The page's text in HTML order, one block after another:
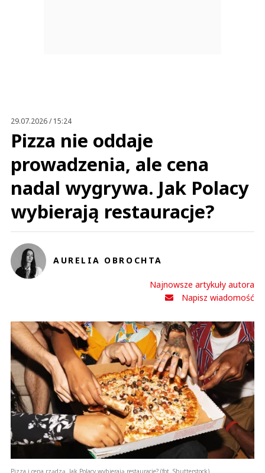
29.07.2026 / 15:24
Pizza nie oddaje
prowadzenia, ale cena
nadal wygrywa. Jak Polacy
wybierają restauracje?
AURELIA OBROCHTA
Najnowsze artykuły autora
Napisz wiadomość